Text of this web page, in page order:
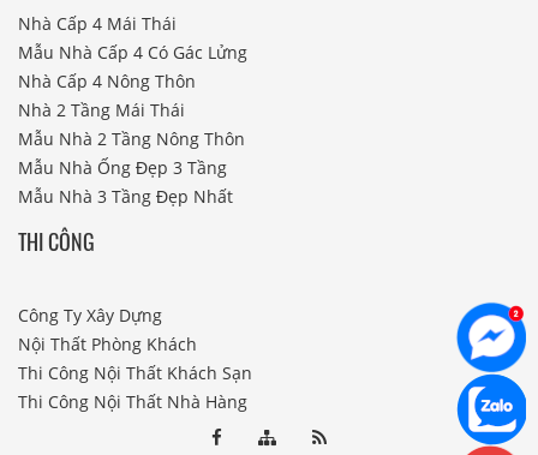
Nhà Cấp 4 Mái Thái
Mẫu Nhà Cấp 4 Có Gác Lửng
Nhà Cấp 4 Nông Thôn
Nhà 2 Tầng Mái Thái
Mẫu Nhà 2 Tầng Nông Thôn
Mẫu Nhà Ống Đẹp 3 Tầng
Mẫu Nhà 3 Tầng Đẹp Nhất
THI CÔNG
Công Ty Xây Dựng
Nội Thất Phòng Khách
Thi Công Nội Thất Khách Sạn
Thi Công Nội Thất Nhà Hàng